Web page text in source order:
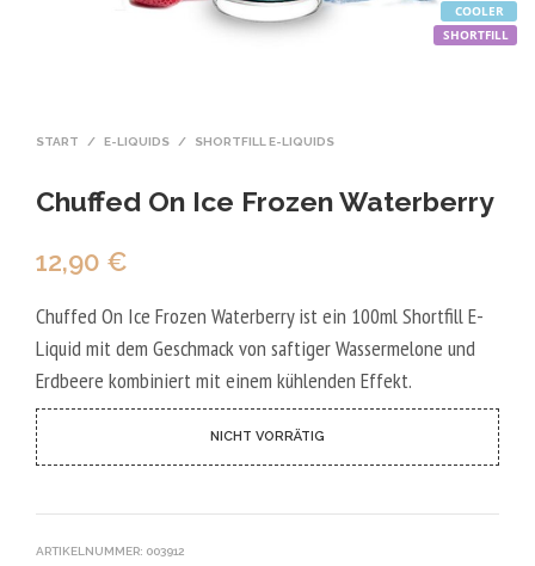
SHORTFILL
COOLER
START / E-LIQUIDS / SHORTFILL E-LIQUIDS
Chuffed On Ice Frozen Waterberry
12,90 €
Chuffed On Ice Frozen Waterberry ist ein 100ml Shortfill E-
Liquid mit dem Geschmack von saftiger Wassermelone und
Erdbeere kombiniert mit einem kühlenden Effekt.
NICHT VORRÄTIG
ARTIKELNUMMER: 003912